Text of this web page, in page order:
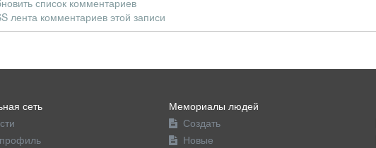
список комментариев
лента комментариев этой записи
сеть
Мемориалы людей
Создать
Новые